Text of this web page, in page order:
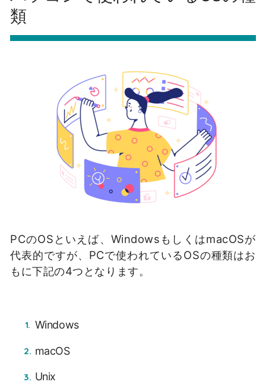
類
PCのOSといえば、WindowsもしくはmacOSが
代表的ですが、PCで使われているOSの種類はお
もに下記の4つとなります。
Windows
macOS
Unix